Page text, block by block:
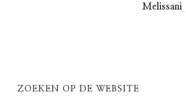
Melissani
ZOEKEN OP DE WEBSITE